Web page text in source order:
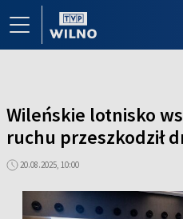
Wileńskie lotnisko
ruchu przeszkodził
20.08.2025, 10:00